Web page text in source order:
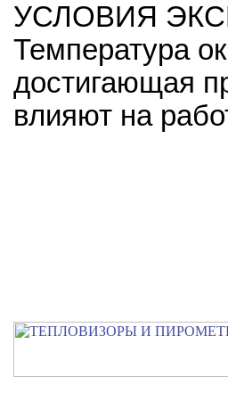
УСЛОВИЯ
Температура
достигающая
влияют на